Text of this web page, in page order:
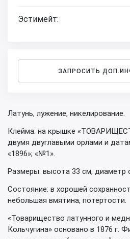
Эстимейт:
ЗАПРОСИТЬ
Латунь, лужение, никелирование.
Клейма: на крышке
двумя двуглавыми орлами и
«1896»; «№1».
Размеры: высота 33 см, диаметр
Состояние: в хорошей
небольшая вмятина, потертости.
«Товарищество латунного и
Кольчугина» основано в 1876 г.